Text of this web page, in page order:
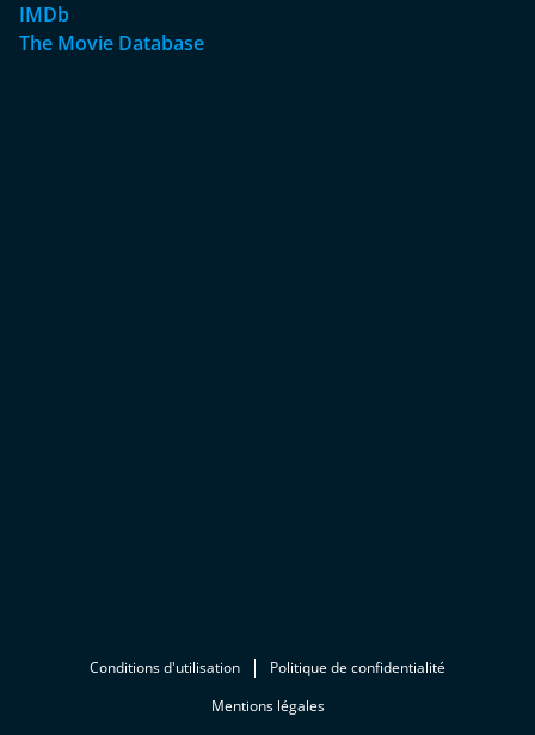
IMDb
The Movie Database
Conditions d'utilisation
Politique de confidentialité
Mentions légales